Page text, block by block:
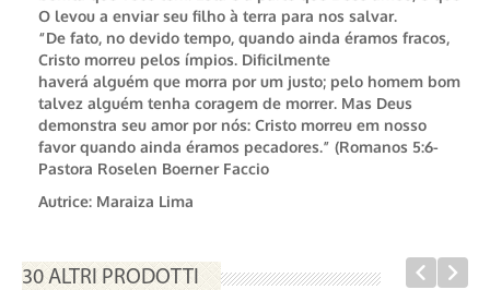
O levou a enviar seu filho à terra para nos salvar.
“De fato, no devido tempo, quando ainda éramos fracos,
Cristo morreu pelos ímpios. Dificilmente
haverá alguém que morra por um justo; pelo homem bom
talvez alguém tenha coragem de morrer. Mas Deus
demonstra seu amor por nós: Cristo morreu em nosso
favor quando ainda éramos pecadores.” (Romanos 5:6-
Pastora Roselen Boerner Faccio
Autrice: Maraiza Lima
30 ALTRI PRODOTTI